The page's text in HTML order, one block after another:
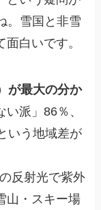
。雪国と非雪
白いです。
が最大の分か
派」86％、
いう地域差が
反射光で紫外
山・スキー場